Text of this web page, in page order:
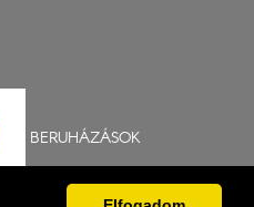
BERUHÁZÁSOK